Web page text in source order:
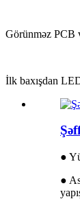
Görünməz PCB
İlk baxışdan
●
●